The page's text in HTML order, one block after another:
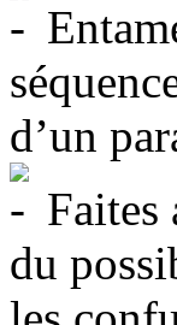
d’un
Faites
du